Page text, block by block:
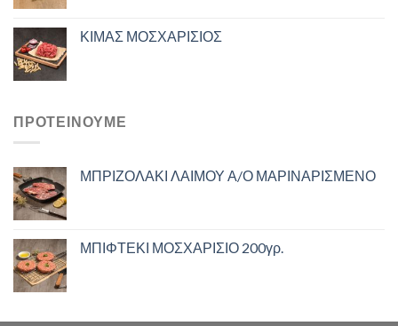
ΚΙΜΑΣ ΜΟΣΧΑΡΙΣΙΟΣ
ΠΡΟΤΕΙΝΟΥΜΕ
ΜΠΡΙΖΟΛΑΚΙ ΛΑΙΜΟΥ Α/Ο ΜΑΡΙΝΑΡΙΣΜΕΝΟ
ΜΠΙΦΤΕΚΙ ΜΟΣΧΑΡΙΣΙΟ 200γρ.